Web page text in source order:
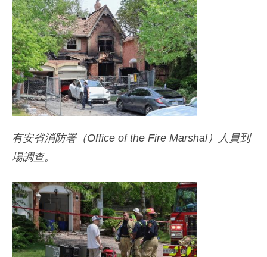
有安省消防署（Office of the Fire Marshal）人員到
場調查。